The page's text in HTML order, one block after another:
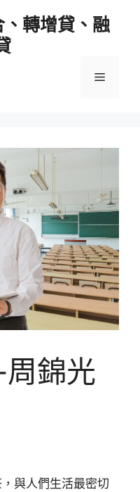
轉增貸、融
選
錦光
與人們生活最密切